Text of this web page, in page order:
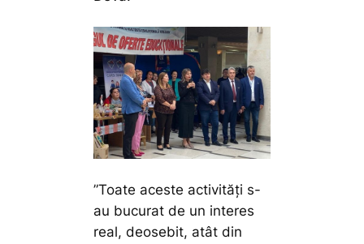
”Toate aceste activități s-
au bucurat de un interes
real, deosebit, atât din